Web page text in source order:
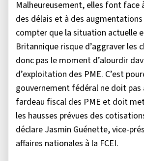
Malheureusement, elles font face
des délais et à des augmentations
compter que la situation actuelle
Britannique risque d’aggraver les
donc pas le moment d’alourdir
d’exploitation des PME. C’est
gouvernement fédéral ne doit
fardeau fiscal des PME et doit
les hausses prévues des
déclare Jasmin Guénette, vice-
affaires nationales à la FCEI.